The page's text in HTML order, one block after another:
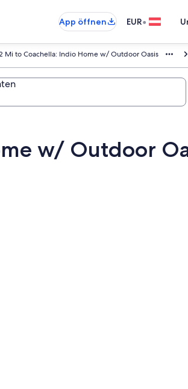
App öffnen
EUR•
Mi to Coachella: Indio Home w/ Outdoor Oasis
w/ Outdoor